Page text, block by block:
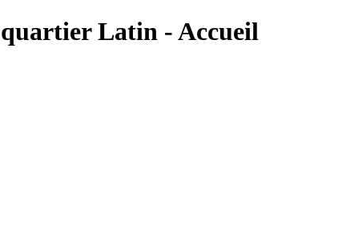
Latin - Accueil